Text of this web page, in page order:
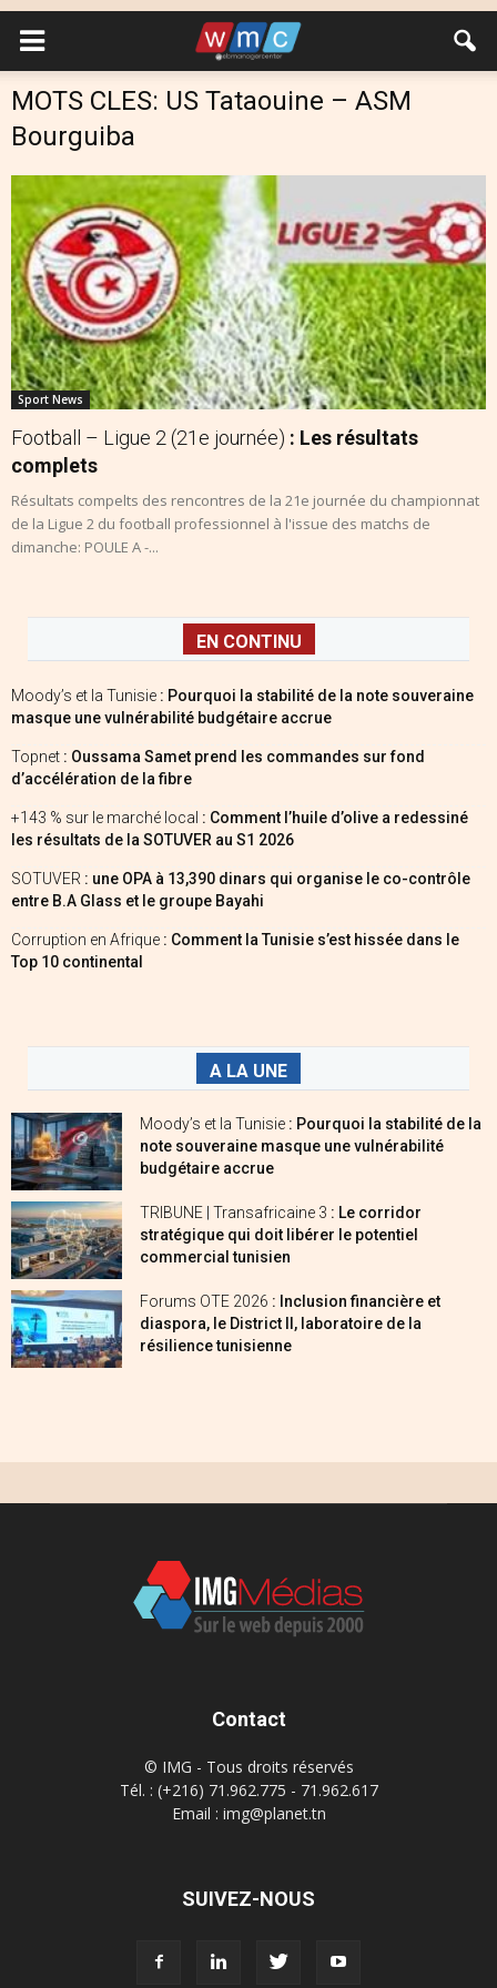
MOTS CLES: US Tataouine – ASM
Bourguiba
Sport News
Football – Ligue 2 (21e journée) : Les résultats
complets
Résultats compelts des rencontres de la 21e journée du championnat
de la Ligue 2 du football professionnel à l'issue des matchs de
dimanche: POULE A -...
EN CONTINU
Moody’s et la Tunisie : Pourquoi la stabilité de la note souveraine
masque une vulnérabilité budgétaire accrue
Topnet : Oussama Samet prend les commandes sur fond
d’accélération de la fibre
+143 % sur le marché local : Comment l’huile d’olive a redessiné
les résultats de la SOTUVER au S1 2026
SOTUVER : une OPA à 13,390 dinars qui organise le co-contrôle
entre B.A Glass et le groupe Bayahi
Corruption en Afrique : Comment la Tunisie s’est hissée dans le
Top 10 continental
A LA UNE
Moody’s et la Tunisie : Pourquoi la stabilité de la
note souveraine masque une vulnérabilité
budgétaire accrue
TRIBUNE | Transafricaine 3 : Le corridor
stratégique qui doit libérer le potentiel
commercial tunisien
Forums OTE 2026 : Inclusion financière et
diaspora, le District II, laboratoire de la
résilience tunisienne
Contact
© IMG - Tous droits réservés
Tél. : (+216) 71.962.775 - 71.962.617
Email : img@planet.tn
SUIVEZ-NOUS